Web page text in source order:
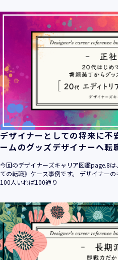
デザイナーとしての将来に不
ームのグッズデザイナーへ転
今回のデザイナーズキャリア図鑑page.8
ての転職》ケース事例です。 デザイナー
100人いれば100通り